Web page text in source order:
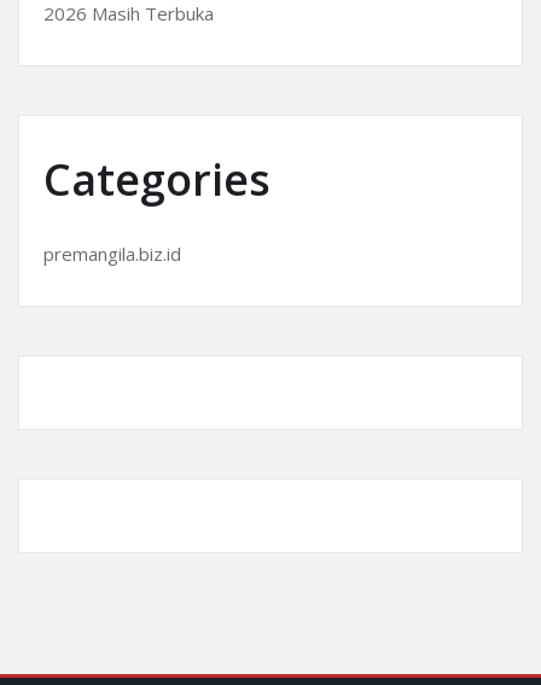
2026 Masih Terbuka
Categories
premangila.biz.id